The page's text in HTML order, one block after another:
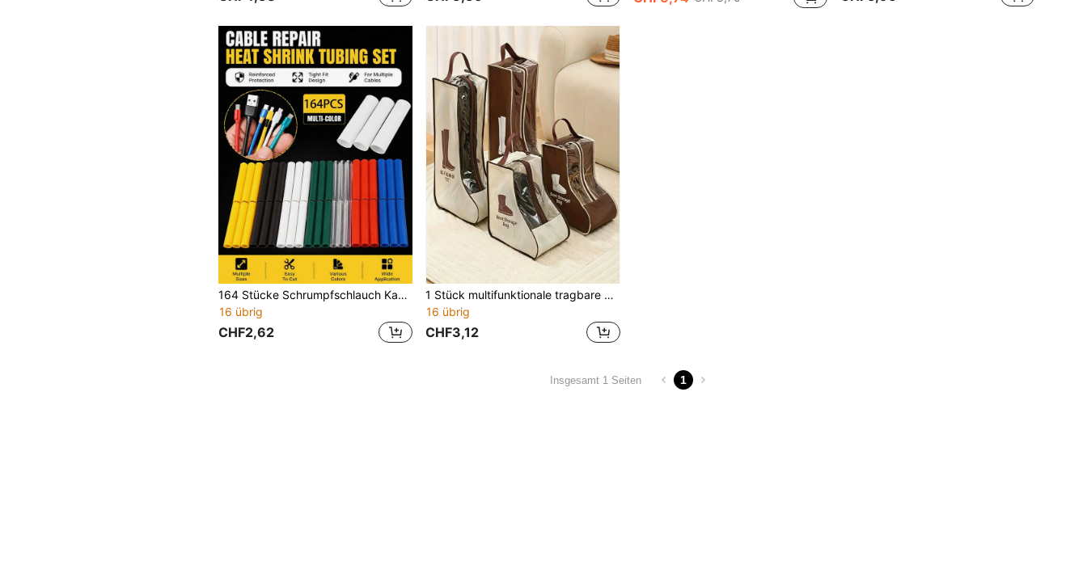
164 Stücke Schrumpfschlauch Kabel Reparatur Set, Mehrfarbiges Kabelschlauch Set, DIY Kabelschutz Schlauch, Geeignet für USB Typ C Android Ladekabel, Kabel Organizer Zubehör, Mehrere Größen Reparatur Set, Geeignet für Handy Elektronik Zubehör, Bürobedarf
16 übrig
CHF2,62
1 Stück multifunktionale tragbare Stiefel-Aufbewahrungstasche mit Griff, große Kapazität, Schuh-Organizer mit Staubschutz für hohe Stiefel, Stiefeletten und Sneaker, Reise-Schuhbeutel, Schrank-Organizer, Aufbewahrungstasche für Kleiderschrank, Zuhause, Wohnheim, Wohnung, Unterbett-Aufbewahrungslösung
16 übrig
CHF3,12
Insgesamt 1 Seiten 1